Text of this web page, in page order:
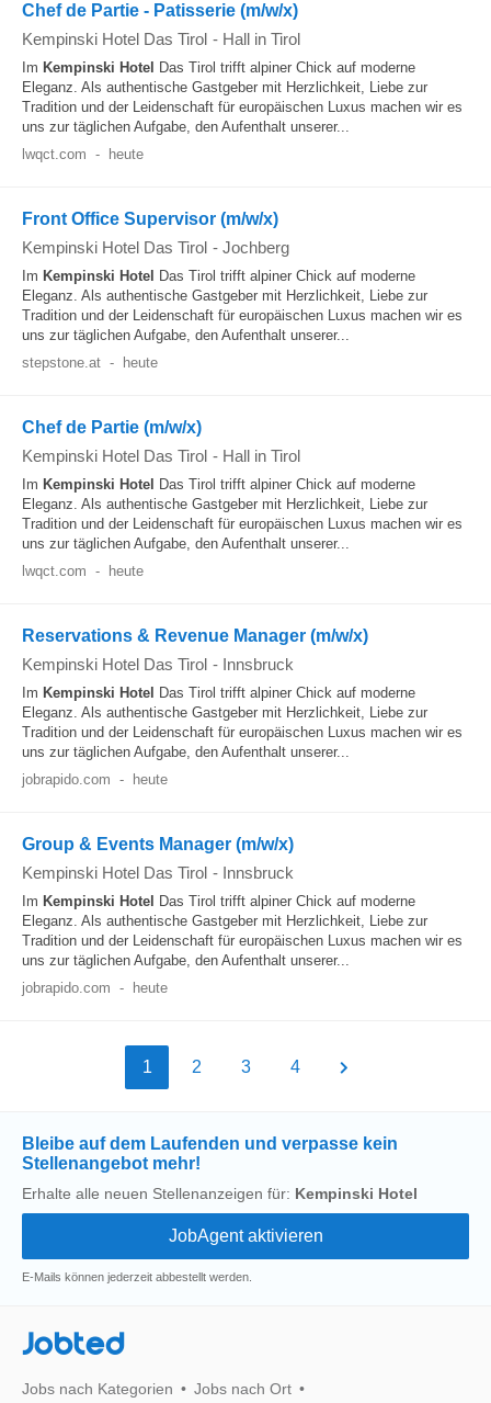
Chef de Partie - Patisserie (m/w/x)
Kempinski Hotel Das Tirol - Hall in Tirol
Im Kempinski Hotel
Das Tirol trifft alpiner Chick auf moderne
Eleganz. Als authentische Gastgeber mit Herzlichkeit, Liebe zur
Tradition und der Leidenschaft für europäischen Luxus machen wir es
uns zur täglichen Aufgabe, den Aufenthalt unserer...
lwqct.com - heute
Front Office Supervisor (m/w/x)
Kempinski Hotel Das Tirol - Jochberg
Im Kempinski Hotel
Das Tirol trifft alpiner Chick auf moderne
Eleganz. Als authentische Gastgeber mit Herzlichkeit, Liebe zur
Tradition und der Leidenschaft für europäischen Luxus machen wir es
uns zur täglichen Aufgabe, den Aufenthalt unserer...
stepstone.at - heute
Chef de Partie (m/w/x)
Kempinski Hotel Das Tirol - Hall in Tirol
Im Kempinski Hotel
Das Tirol trifft alpiner Chick auf moderne
Eleganz. Als authentische Gastgeber mit Herzlichkeit, Liebe zur
Tradition und der Leidenschaft für europäischen Luxus machen wir es
uns zur täglichen Aufgabe, den Aufenthalt unserer...
lwqct.com - heute
Reservations & Revenue Manager (m/w/x)
Kempinski Hotel Das Tirol - Innsbruck
Im Kempinski Hotel
Das Tirol trifft alpiner Chick auf moderne
Eleganz. Als authentische Gastgeber mit Herzlichkeit, Liebe zur
Tradition und der Leidenschaft für europäischen Luxus machen wir es
uns zur täglichen Aufgabe, den Aufenthalt unserer...
jobrapido.com - heute
Group & Events Manager (m/w/x)
Kempinski Hotel Das Tirol - Innsbruck
Im Kempinski Hotel
Das Tirol trifft alpiner Chick auf moderne
Eleganz. Als authentische Gastgeber mit Herzlichkeit, Liebe zur
Tradition und der Leidenschaft für europäischen Luxus machen wir es
uns zur täglichen Aufgabe, den Aufenthalt unserer...
jobrapido.com - heute
1 2 3 4
Bleibe auf dem Laufenden und verpasse kein
Stellenangebot mehr!
Erhalte alle neuen Stellenanzeigen für: Kempinski Hotel
E-Mails können jederzeit abbestellt werden.
Jobted
Jobs nach Kategorien Jobs nach Ort